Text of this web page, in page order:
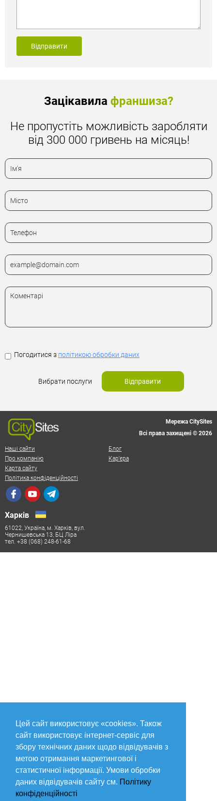
Цей сайт використовує «cookies». Також
сайт використовує інтернет-сервіс для
збору технічних даних щодо відвідувачів з
метою отримання маркетингової і
статистичної інформації. Умови обробки
даних відвідувачів сайту см. Політику
конфіденційності
Відправити
Зацікавила франшиза?
Не пропустіть можливість заробляти
від 300 000 гривень на місяць!
Погодитися з політикою обробки даних
Вибрати послуги Відправити
Мережа CitySites
Всі права захищені © 2026
Наші сайти
Блог
Про компанію
Кар'єра
Карта сайту
Політика конфіденційності
Харків
61022, Україна, м. Харків, вул.
Чернишевська 13, БЦ Ліра
тел. +38 (068) 248-61-68